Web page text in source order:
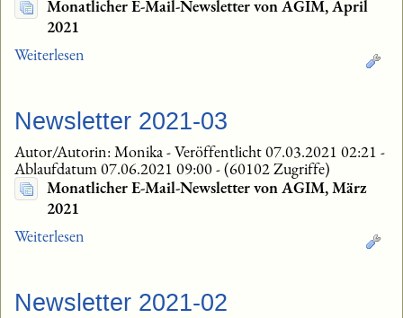
Monatlicher E-Mail-Newsletter von AGIM, April
2021
Weiterlesen
Newsletter 2021-03
Autor/Autorin: Monika -Veröffentlicht 07.03.2021 02:21 -
Ablaufdatum 07.06.2021 09:00-(60102 Zugriffe)
Monatlicher E-Mail-Newsletter von AGIM, März
2021
Weiterlesen
Newsletter 2021-02